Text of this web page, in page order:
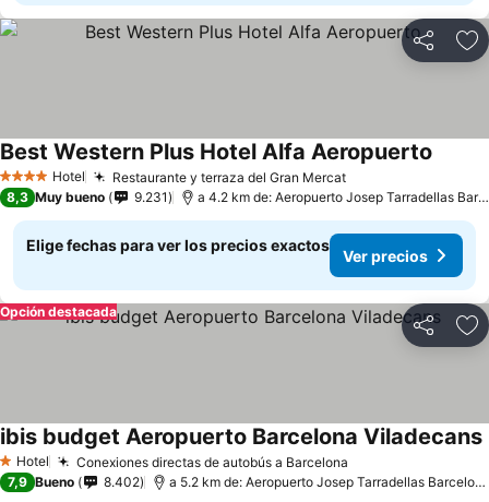
Compartir
4 EstrellasHotel Restaurante y terraza del Gran Mercat
Best Western Plus Hotel Alfa Aeropuerto
8,3 Muy bueno 9.231 a 4.2 km de: Aeropuerto Josep Tarradellas Barcelona-El Prat
Elige fechas para ver los precios exactos
Ver precios
Compartir
Opción destacada
1 Estrellas
Hotel Conexiones directas de autobús a Barcelona
ibis budget Aeropuerto Barcelona Viladecans
7,9 Bueno 8.402 a 5.2 km de: Aeropuerto Josep Tarradellas Barcelona-El Prat